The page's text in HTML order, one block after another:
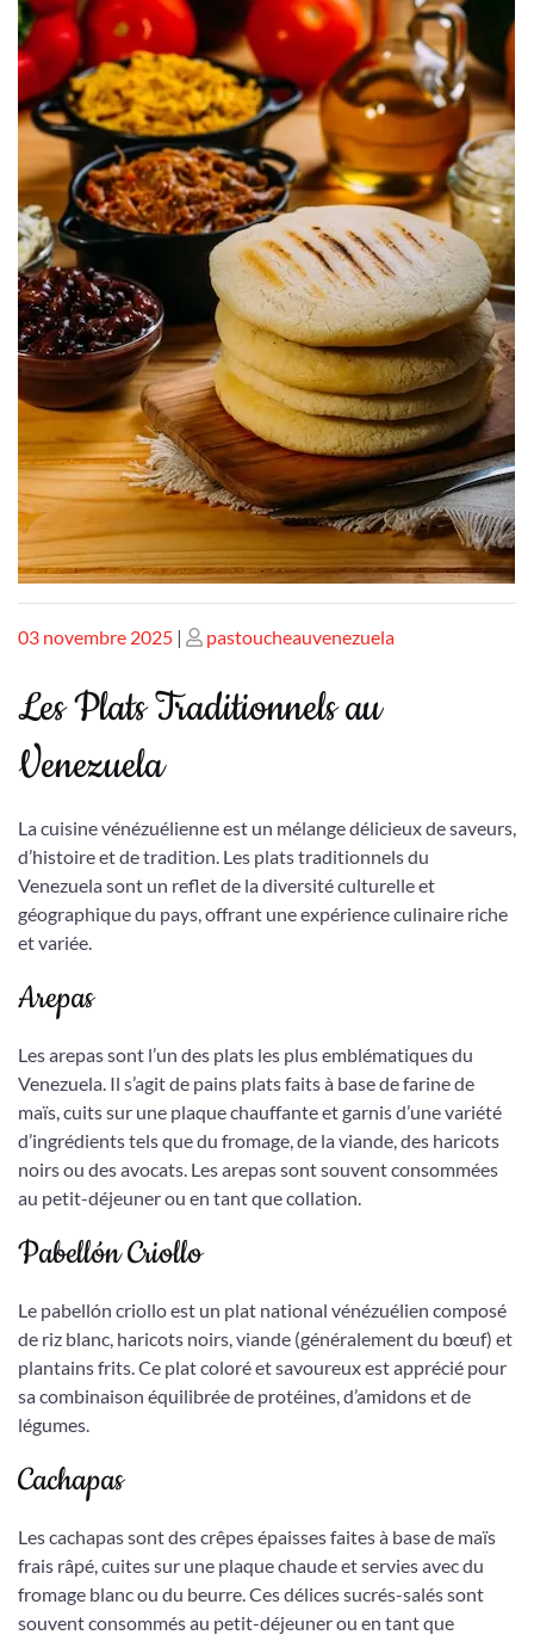
Publié
03 novembre 2025 | Publié
pastoucheauvenezuela
Les Plats Traditionnels au
Venezuela
La cuisine vénézuélienne est un mélange délicieux de saveurs,
d’histoire et de tradition. Les plats traditionnels du
Venezuela sont un reflet de la diversité culturelle et
géographique du pays, offrant une expérience culinaire riche
et variée.
Arepas
Les arepas sont l’un des plats les plus emblématiques du
Venezuela. Il s’agit de pains plats faits à base de farine de
maïs, cuits sur une plaque chauffante et garnis d’une variété
d’ingrédients tels que du fromage, de la viande, des haricots
noirs ou des avocats. Les arepas sont souvent consommées
au petit-déjeuner ou en tant que collation.
Pabellón Criollo
Le pabellón criollo est un plat national vénézuélien composé
de riz blanc, haricots noirs, viande (généralement du bœuf) et
plantains frits. Ce plat coloré et savoureux est apprécié pour
sa combinaison équilibrée de protéines, d’amidons et de
légumes.
Cachapas
Les cachapas sont des crêpes épaisses faites à base de maïs
frais râpé, cuites sur une plaque chaude et servies avec du
fromage blanc ou du beurre. Ces délices sucrés-salés sont
souvent consommés au petit-déjeuner ou en tant que